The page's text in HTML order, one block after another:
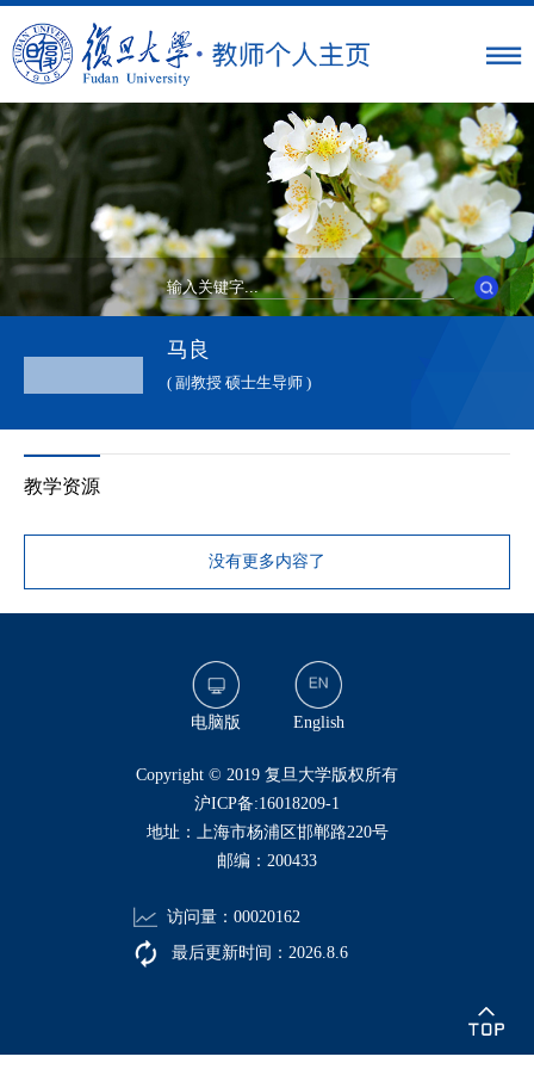
马良
( 副教授 硕士生导师 )
教学资源
没有更多内容了
电脑版 English
​Copyright © 2019 复旦大学版权所有
沪ICP备:16018209-1
地址：上海市杨浦区邯郸路220号
邮编：200433
访问量： 00020162
最后更新时间： 2026 8 6